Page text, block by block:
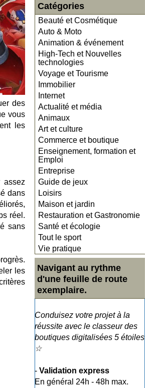
Catégories
Beauté et Cosmétique
Auto & Moto
Animation & événement
High-Tech et Nouvelles
technologies
Voyage et Tourisme
Immobilier
Internet
Actualité et média
Animaux
Art et culture
Commerce et boutique
Enseignement, formation et
Emploi
Entreprise
Guide de jeux
Loisirs
Maison et jardin
Restauration et Gastronomie
Santé et écologie
Tout le sport
Vie pratique
Navigant au rythme
d'une feuille de route
exemplaire.
Conduisez votre projet à la
réussite avec le classeur des
boutiques digitalisées 5 étoiles
☆
- Validation express
En général 24h - 48h max.
des
vous
les
assez
dans
réel.
sans
les